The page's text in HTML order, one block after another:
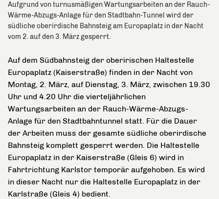
Aufgrund von turnusmäßigen Wartungsarbeiten an der Rauch-
Wärme-Abzugs-Anlage für den Stadtbahn-Tunnel wird der
südliche oberirdische Bahnsteig am Europaplatz in der Nacht
vom 2. auf den 3. März gesperrt.
Auf dem Südbahnsteig der oberirischen Haltestelle
Europaplatz (Kaiserstraße) finden in der Nacht von
Montag, 2. März, auf Dienstag, 3. März, zwischen 19.30
Uhr und 4.20 Uhr die vierteljährlichen
Wartungsarbeiten an der Rauch-Wärme-Abzugs-
Anlage für den Stadtbahntunnel statt. Für die Dauer
der Arbeiten muss der gesamte südliche oberirdische
Bahnsteig komplett gesperrt werden. Die Haltestelle
Europaplatz in der Kaiserstraße (Gleis 6) wird in
Fahrtrichtung Karlstor temporär aufgehoben. Es wird
in dieser Nacht nur die Haltestelle Europaplatz in der
Karlstraße (Gleis 4) bedient.